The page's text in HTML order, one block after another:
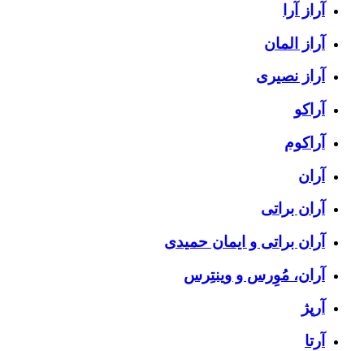
آراز آرا
آراز المان
آراز نصیری
آراکو
آراکوم
آران
آران براتی
آران براتی و ایمان حمیدی
آران، مُوِرس و وینتِرس
آرپژ
آرتا